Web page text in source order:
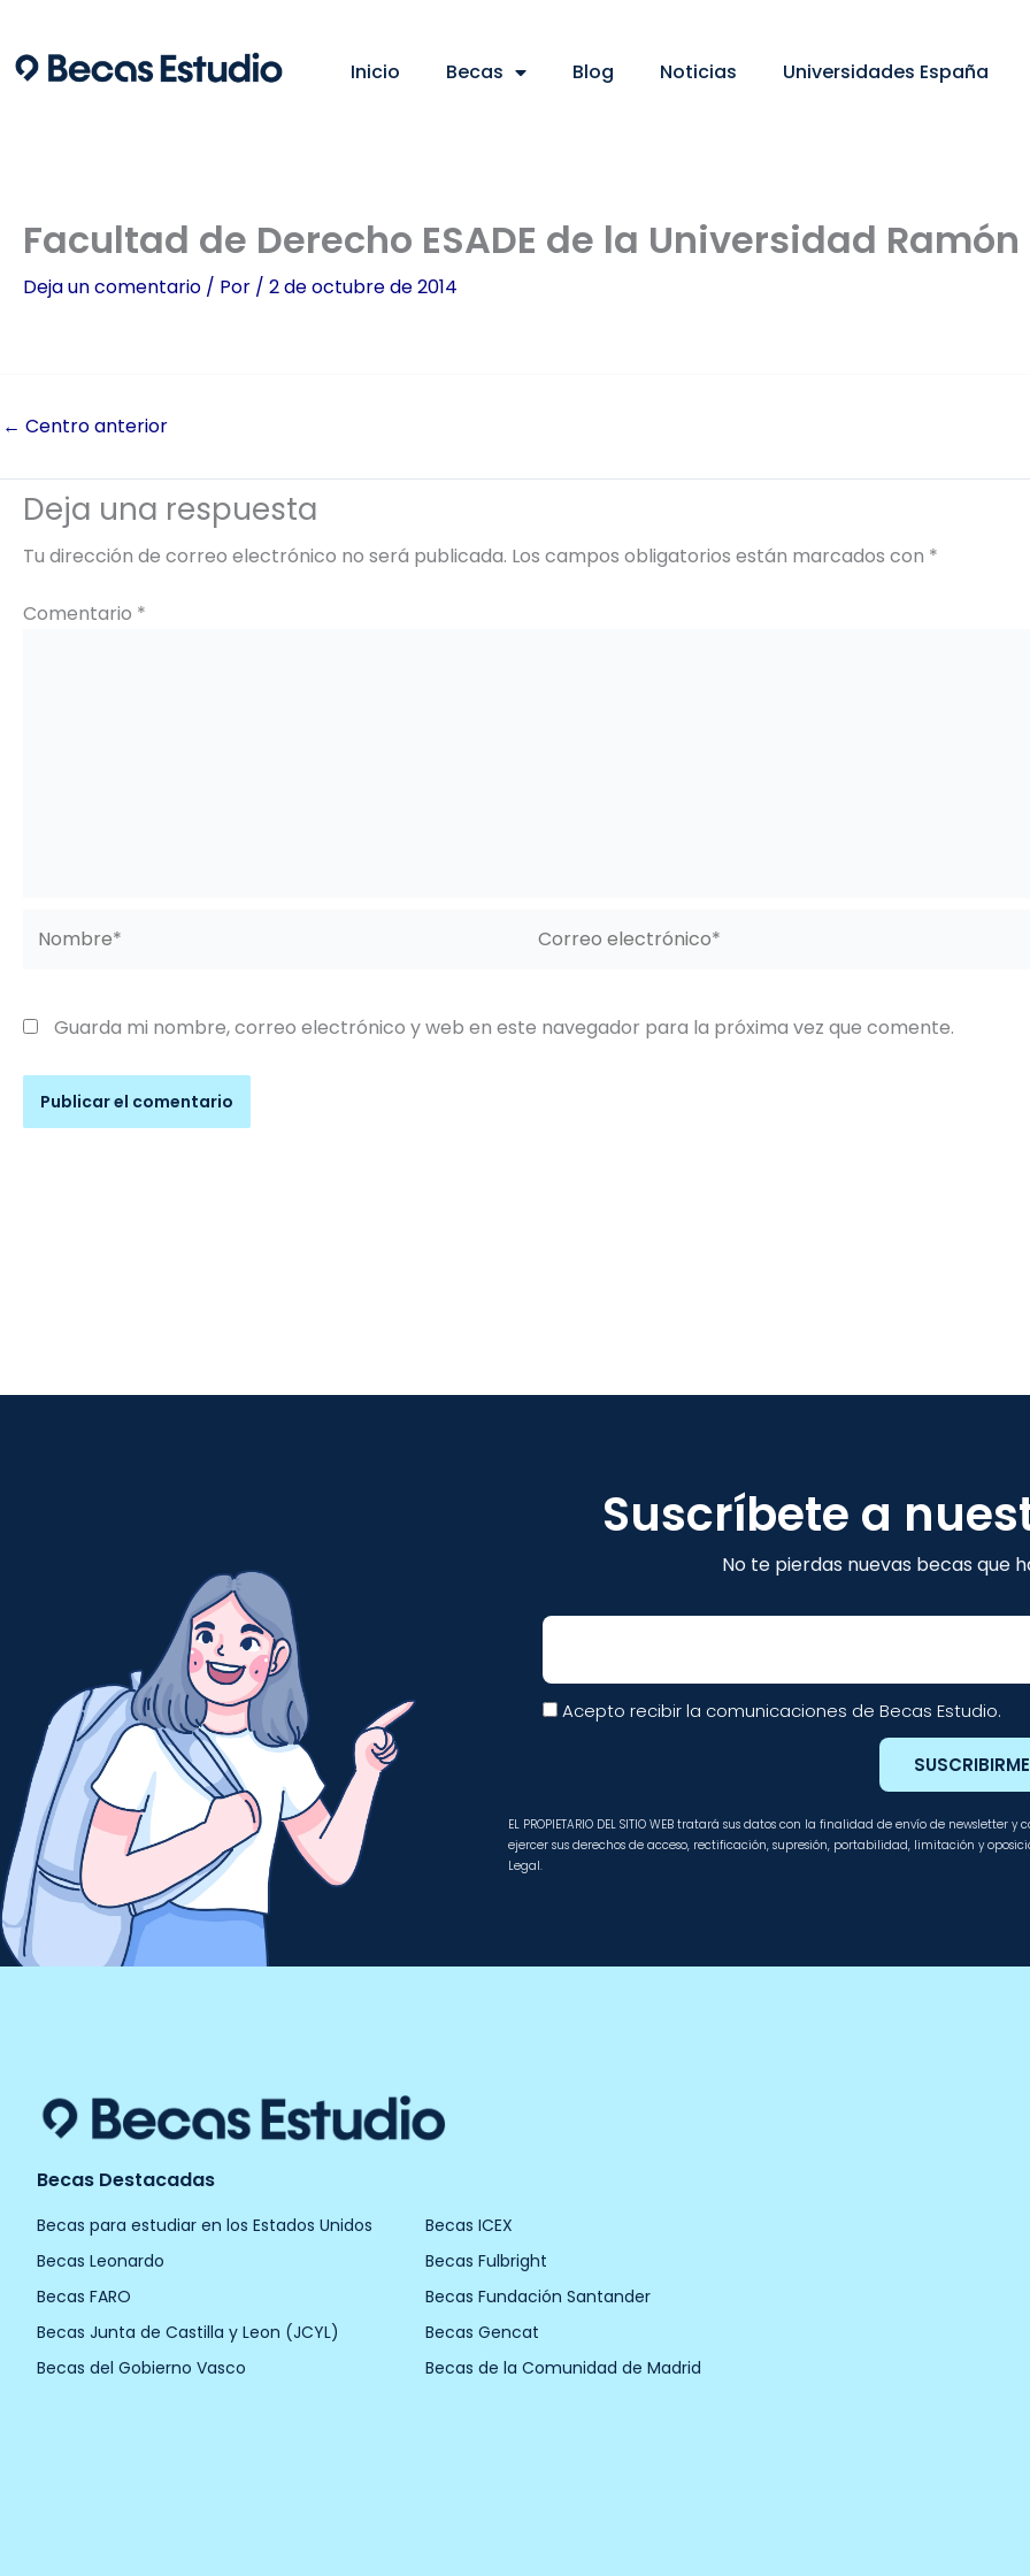
contenido
Inicio Becas Blog Noticias Universidades España
Facultad de Derecho ESADE de la Universidad Ramón
Deja un comentario / Por / 2 de octubre de 2014
← Centro anterior
Deja una respuesta
Tu dirección de correo electrónico no será publicada. Los campos obligatorios están marcados con *
Comentario *
electrónico*
Guarda mi nombre, correo electrónico y web en este navegador para la próxima vez que comente.
Suscríbete a
No te pierdas nuevas becas que
Email
Acepto recibir la comunicaciones de Becas Estudio.
SUSCRIBIRME
EL PROPIETARIO DEL SITIO WEB tratará sus datos con la finalidad de envío de
ejercer sus derechos de acceso, rectificación, supresión, portabilidad, limitación y
Legal.
Becas Destacadas
Becas para estudiar en los Estados Unidos
Becas ICEX
Becas Leonardo
Becas Fulbright
Becas FARO
Becas Fundación Santander
Becas Junta de Castilla y Leon (JCYL)
Becas Gencat
Becas del Gobierno Vasco
Becas de la Comunidad de Madrid